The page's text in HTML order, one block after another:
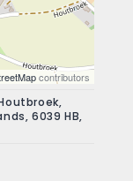
contributors
6039 HB,